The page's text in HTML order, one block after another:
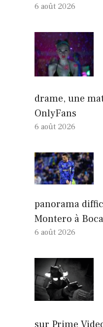
6 août 2026
drame, une
OnlyFans
6 août 2026
panorama
Montero à
6 août 2026